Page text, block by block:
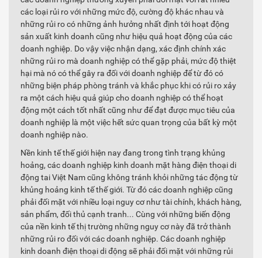
các loại rủi ro với những mức độ, cường độ khác nhau và
những rủi ro có những ảnh hưởng nhất định tới hoạt động
sản xuất kinh doanh cũng như hiệu quả hoạt động của các
doanh nghiệp. Do vậy việc nhận dạng, xác định chính xác
những rủi ro mà doanh nghiệp có thể gặp phải, mức độ thiệt
hại mà nó có thể gây ra đối với doanh nghiệp để từ đó có
những biện pháp phòng tránh và khắc phục khi có rủi ro xảy
ra một cách hiệu quả giúp cho doanh nghiệp có thể hoạt
động một cách tốt nhất cũng như để đạt được mục tiêu của
doanh nghiệp là một việc hết sức quan trọng của bất kỳ một
doanh nghiệp nào.
Nền kinh tế thế giới hiện nay đang trong tình trạng khủng
hoảng, các doanh nghiệp kinh doanh mặt hàng điện thoại di
động tai Việt Nam cũng không tránh khỏi những tác động từ
khủng hoảng kinh tế thế giới. Từ đó các doanh nghiệp cũng
phải đối mặt với nhiều loại nguy cơ như tài chính, khách hàng,
sản phẩm, đối thủ cạnh tranh... Cùng với những biến động
của nền kinh tế thị trường những nguy cơ này đã trở thành
những rủi ro đối với các doanh nghiệp. Các doanh nghiệp
kinh doanh điện thoại di động sẽ phải đối mặt với những rủi